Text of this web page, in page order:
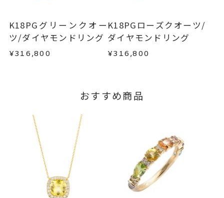
はお問い合わせフォームよりご連絡ください。
この場合の返送料は弊社にて負担いたしますの
で、着払いにてご返送ください。
詳細はこちら
K18PGグリーンクオー
ツ/ダイヤモンドリング
¥316,800
K18PGローズクオーツ/
ダイヤモンドリング
¥316,800
おすすめ商品